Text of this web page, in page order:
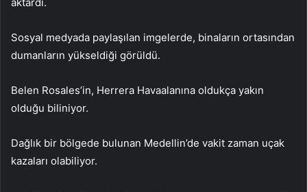
aktardı.
Sosyal medyada paylaşılan imgelerde, binaların ortasından
dumanların yükseldiği görüldü.
Belen Rosales’in, Herrera Havaalanına oldukça yakın
olduğu biliniyor.
Dağlık bir bölgede bulunan Medellin’de vakit zaman uçak
kazaları olabiliyor.